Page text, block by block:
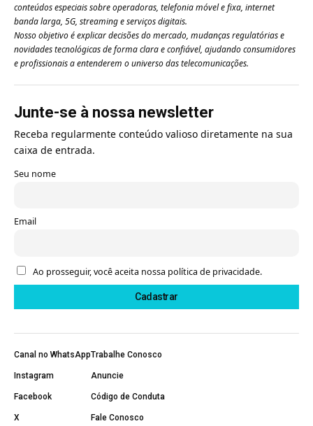
conteúdos especiais sobre operadoras, telefonia móvel e fixa, internet
banda larga, 5G, streaming e serviços digitais.
Nosso objetivo é explicar decisões do mercado, mudanças regulatórias e
novidades tecnológicas de forma clara e confiável, ajudando consumidores
e profissionais a entenderem o universo das telecomunicações.
Junte-se à nossa newsletter
Receba regularmente conteúdo valioso diretamente na sua
caixa de entrada.
Seu nome
Email
Ao prosseguir, você aceita nossa política de privacidade.
Canal no WhatsApp
Instagram
Facebook
X
Trabalhe Conosco
Anuncie
Código de Conduta
Fale Conosco